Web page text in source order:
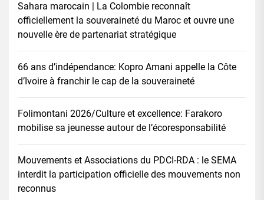
Sahara marocain | La Colombie reconnaît
officiellement la souveraineté du Maroc et ouvre une
nouvelle ère de partenariat stratégique
66 ans d’indépendance: Kopro Amani appelle la Côte
d’Ivoire à franchir le cap de la souveraineté
Folimontani 2026/Culture et excellence: Farakoro
mobilise sa jeunesse autour de l’écoresponsabilité
Mouvements et Associations du PDCI-RDA : le SEMA
interdit la participation officielle des mouvements non
reconnus